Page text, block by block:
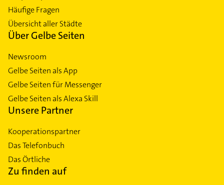
Häufige Fragen
Übersicht aller Städte
Über Gelbe Seiten
Newsroom
Gelbe Seiten als App
Gelbe Seiten für Messenger
Gelbe Seiten als Alexa Skill
Unsere Partner
Kooperationspartner
Das Telefonbuch
Das Örtliche
Zu finden auf